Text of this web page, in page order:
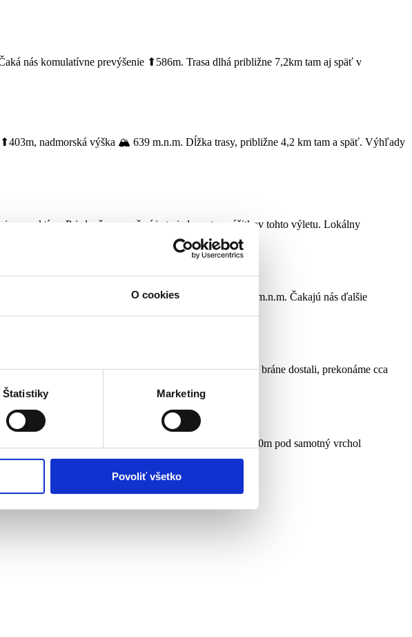
O cookies
Štatistiky Marketing
Povoliť všetko
nás komulatívne prevýšenie ⬆586m. Trasa dlhá približne 7,2km tam aj späť v
nadmorská výška 🏔 639 m.n.m. Dĺžka trasy, približne 4,2 km tam a späť. Výhľady
perspektívy. Pri slnečnom počasí je to jeden z top zážitkov tohto výletu. Lokálny
a späť. Prevýšenie ⬆541m. Max. nadmorská výška 570 m.n.m. Čakajú nás ďalšie
naša prvá zastávka cestou na vrch Floya. Aby sme sa k bráne dostali, prekonáme cca
🏔522mnm. Kvôli bezpečnosti sa dostaneme len cca 200m pod samotný vrchol